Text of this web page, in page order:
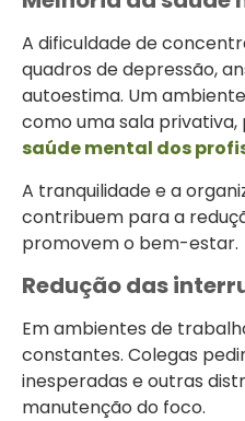
A dificuldade de
quadros de depressão,
autoestima. Um
como uma sala privativa,
saúde mental dos
A tranquilidade e a
contribuem para a
promovem o bem-estar.
Redução das
Em ambientes de
constantes. Colegas
inesperadas e outras
manutenção do foco.